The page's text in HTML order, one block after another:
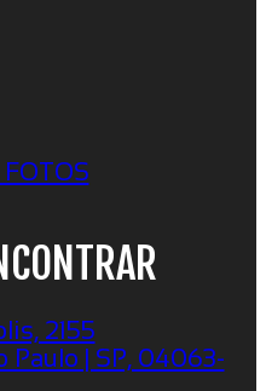
2155
Paulo | SP, 04063-